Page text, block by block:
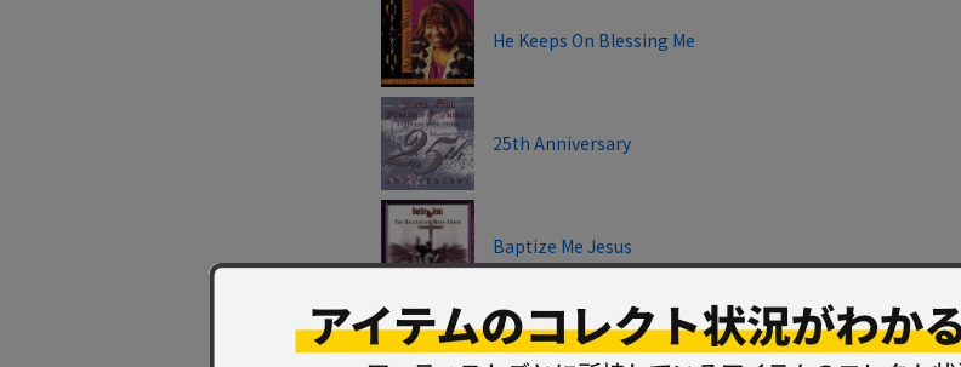
He Keeps On Blessing Me
25th Anniversary
Baptize Me Jesus
Standing Room Only: Live